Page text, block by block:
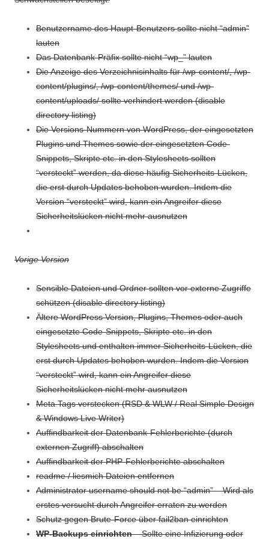
Benutzername des Haupt-Benutzers sollte nicht “admin”
lauten
Das Datenbank-Präfix sollte nicht “wp_” lauten
Die Anzeige des Verzeichnisinhalts für /wp-content/, /wp-
content/plugins/, /wp-content/themes/ und /wp-
content/uploads/ sollte verhindert werden (disable
directory listing)
Die Versions-Nummern von WordPress, der eingesetzten
Plugins und Themes sowie der eingesetzten Code-
Snippets, Skripte etc. in den Stylesheets sollten
“versteckt” werden, da diese häufig Sicherheits-Lücken,
die erst durch Updates behoben wurden. Indem die
Version “versteckt” wird, kann ein Angreifer diese
Sicherheitslücken nicht mehr ausnutzen
Vorige Version
Sensible Dateien und Ordner sollten vor externe Zugriffe
schützen (disable directory listing)
Ältere WordPress Version, Plugins, Themes oder auch
eingesetzte Code-Snippets, Skripte etc. in den
Stylesheets und enthalten immer Sicherheits-Lücken, die
erst durch Updates behoben wurden. Indem die Version
“versteckt” wird, kann ein Angreifer diese
Sicherheitslücken nicht mehr ausnutzen
Meta Tags verstecken (RSD & WLW / Real Simple Design
& Windows Live Writer)
Auffindbarkeit der Datenbank-Fehlerberichte (durch
externen Zugriff) abschalten
Auffindbarkeit der PHP-Fehlerberichte abschalten
readme / liesmich Dateien entfernen
Administrator username should not be “admin” – Wird als
erstes versucht durch Angreifer erraten zu werden
Schutz gegen Brute-Force über fail2ban einrichten
WP-Backups einrichten– Sollte eine Infizierung oder